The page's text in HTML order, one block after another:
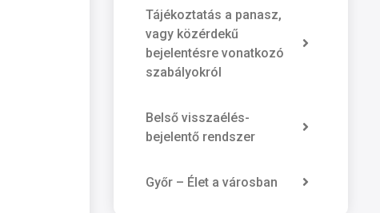
Tájékoztatás a panasz,
vagy közérdekű
bejelentésre vonatkozó
szabályokról
Belső visszaélés-
bejelentő rendszer
Győr – Élet a városban